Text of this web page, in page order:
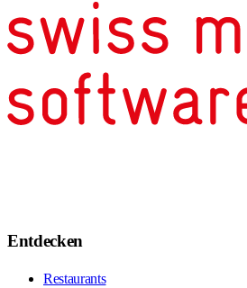
Entdecken
Restaurants